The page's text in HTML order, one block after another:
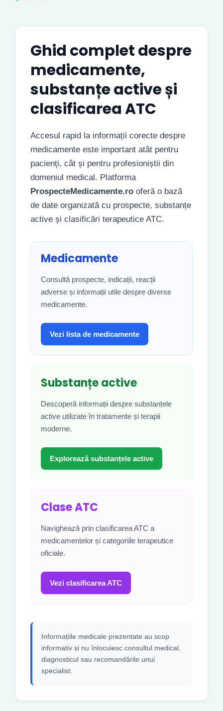
Ghid complet despre
medicamente,
substanțe active și
clasificarea ATC
Accesul rapid la informații corecte despre
medicamente este important atât pentru
pacienți, cât și pentru profesioniștii din
domeniul medical. Platforma
ProspecteMedicamente.ro oferă o bază
de date organizată cu prospecte, substanțe
active și clasificări terapeutice ATC.
Medicamente
Consultă prospecte, indicații, reacții
adverse și informații utile despre diverse
medicamente.
Vezi lista de medicamente
Substanțe active
Descoperă informații despre substanțele
active utilizate în tratamente și terapii
moderne.
Explorează substanțele active
Clase ATC
Navighează prin clasificarea ATC a
medicamentelor și categoriile terapeutice
oficiale.
Vezi clasificarea ATC
Informațiile medicale prezentate au scop
informativ și nu înlocuiesc consultul medical,
diagnosticul sau recomandările unui
specialist.